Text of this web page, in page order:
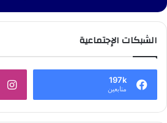
الشبكات الإجتماعية
197k
متابعين